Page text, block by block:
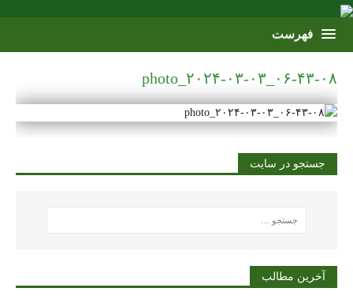
photo_۲۰۲۴-۰۳-۰۳_۰۶-۴۳-۰۸
جستجو در سایت
آخرین مطالب